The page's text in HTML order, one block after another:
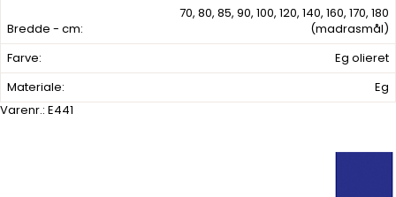
Bredde - cm:
70, 80, 85, 90, 100, 120, 140, 160, 170, 180
(madrasmål)
Farve:
Eg olieret
Materiale:
Eg
Varenr.: E441